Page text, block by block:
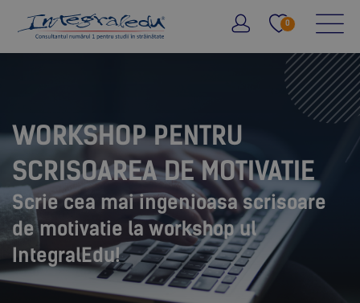
0
WORKSHOP PENTRU
SCRISOAREA DE MOTIVATIE
Scrie cea mai ingenioasa scrisoare
de motivatie la workshop ul
IntegralEdu!